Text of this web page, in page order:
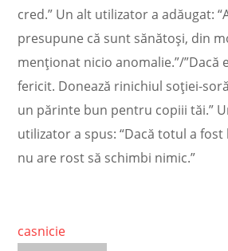
cred.” Un alt utilizator a adăugat:
presupune că sunt sănătoși, din
menționat nicio anomalie.”/”Dacă
fericit. Donează rinichiul soției-
un părinte bun pentru copiii tăi.”
utilizator a spus: “Dacă totul a
nu are rost să schimbi nimic.”
casnicie